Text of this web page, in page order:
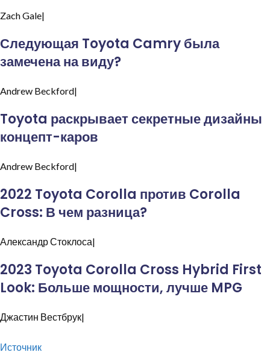
ZachGale|
Следующая Toyota Camry была
замечена на виду?
Andrew Beckford|
Toyota раскрывает секретные дизайны
концепт-каров
Andrew Beckford|
2022 Toyota Corolla против Corolla
Cross: В чем разница?
АлександрСтоклоса|
2023 Toyota Corolla Cross Hybrid First
Look: Больше мощности, лучше MPG
Джастин Вестбрук|
Источник